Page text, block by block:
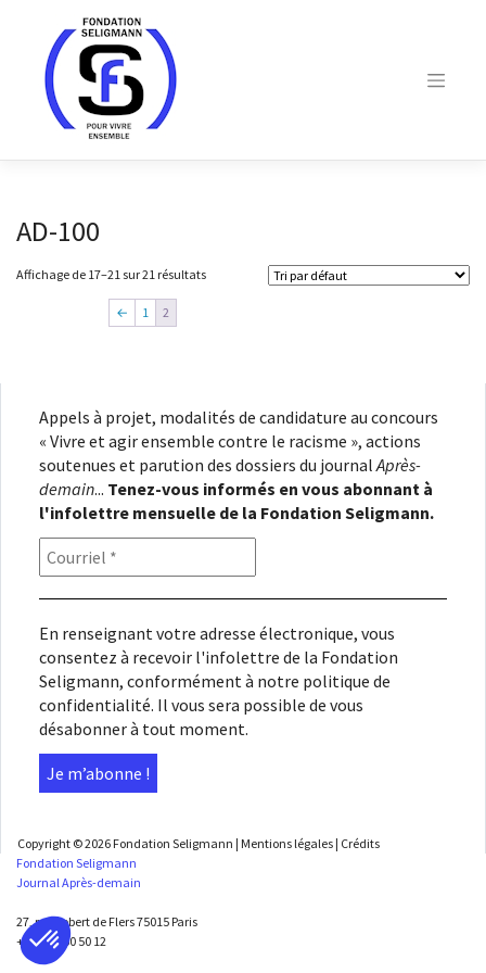
AD-100
Affichage de 17–21 sur 21 résultats
← 1 2
Appels à projet, modalités de candidature au concours
« Vivre et agir ensemble contre le racisme », actions
soutenues et parution des dossiers du journalAprès-
demain... Tenez-vous informés en vous abonnant à
l'infolettre mensuelle de la Fondation Seligmann.
En renseignant votre adresse électronique, vous
consentez à recevoir l'infolettre de la Fondation
Seligmann, conformément à notre politique de
confidentialité. Il vous sera possible de vous
désabonner à tout moment.
Copyright © 2026 Fondation Seligmann | Mentions légales | Crédits
Fondation Seligmann
Journal Après-demain
27, rue Robert de Flers 75015 Paris
+33 1 45 50 50 12